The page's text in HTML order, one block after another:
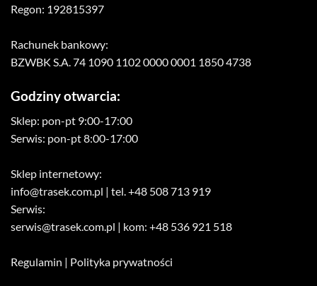
Regon: 192815397
Rachunek bankowy:
BZWBK S.A. 74 1090 1102 0000 0001 1850 4738
Godziny otwarcia:
Sklep: pon-pt 9:00-17:00
Serwis: pon-pt 8:00-17:00
Sklep internetowy:
info@trasek.com.pl | tel. +48 508 713 919
Serwis:
serwis@trasek.com.pl | kom: +48 536 921 518
Regulamin | Polityka prywatności